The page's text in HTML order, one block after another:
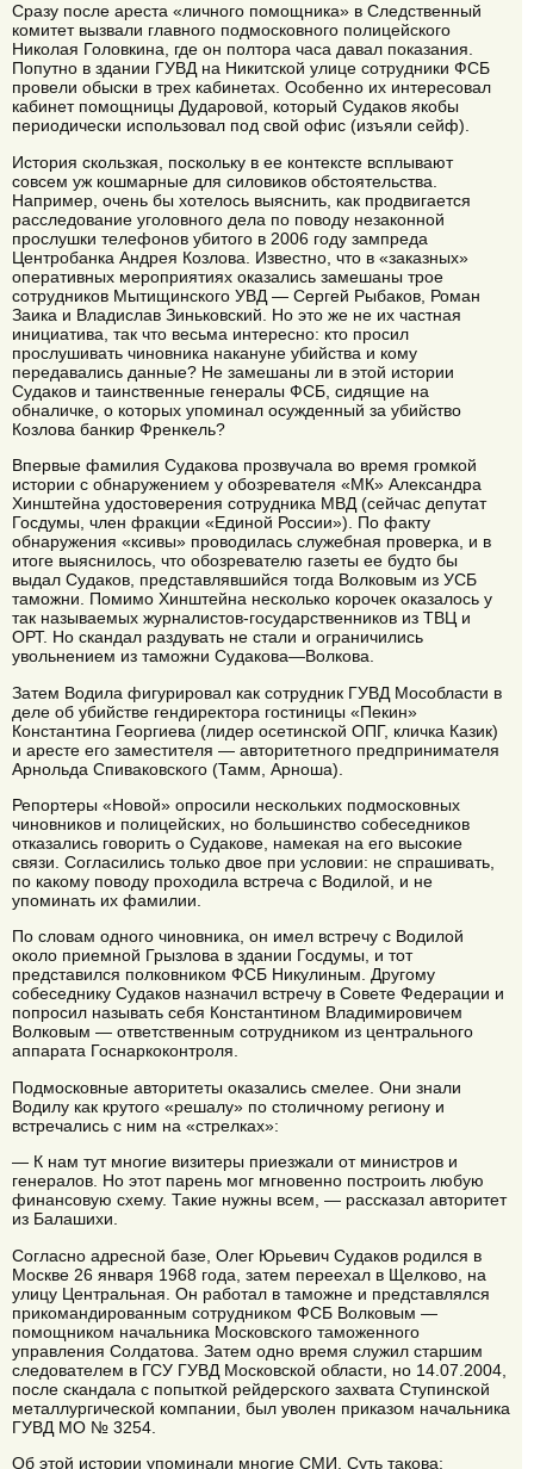
Сразу после ареста «личного помощника» в Следственный
комитет вызвали главного подмосковного полицейского
Николая Головкина, где он полтора часа давал показания.
Попутно в здании ГУВД на Никитской улице сотрудники ФСБ
провели обыски в трех кабинетах. Особенно их интересовал
кабинет помощницы Дударовой, который Судаков якобы
периодически использовал под свой офис (изъяли сейф).
История скользкая, поскольку в ее контексте всплывают
совсем уж кошмарные для силовиков обстоятельства.
Например, очень бы хотелось выяснить, как продвигается
расследование уголовного дела по поводу незаконной
прослушки телефонов убитого в 2006 году зампреда
Центробанка Андрея Козлова. Известно, что в «заказных»
оперативных мероприятиях оказались замешаны трое
сотрудников Мытищинского УВД — Сергей Рыбаков, Роман
Заика и Владислав Зиньковский. Но это же не их частная
инициатива, так что весьма интересно: кто просил
прослушивать чиновника накануне убийства и кому
передавались данные? Не замешаны ли в этой истории
Судаков и таинственные генералы ФСБ, сидящие на
обналичке, о которых упоминал осужденный за убийство
Козлова банкир Френкель?
Впервые фамилия Судакова прозвучала во время громкой
истории с обнаружением у обозревателя «МК» Александра
Хинштейна удостоверения сотрудника МВД (сейчас депутат
Госдумы, член фракции «Единой России»). По факту
обнаружения «ксивы» проводилась служебная проверка, и в
итоге выяснилось, что обозревателю газеты ее будто бы
выдал Судаков, представлявшийся тогда Волковым из УСБ
таможни. Помимо Хинштейна несколько корочек оказалось у
так называемых журналистов-государственников из ТВЦ и
ОРТ. Но скандал раздувать не стали и ограничились
увольнением из таможни Судакова—Волкова.
Затем Водила фигурировал как сотрудник ГУВД Мособласти в
деле об убийстве гендиректора гостиницы «Пекин»
Константина Георгиева (лидер осетинской ОПГ, кличка Казик)
и аресте его заместителя — авторитетного предпринимателя
Арнольда Спиваковского (Тамм, Арноша).
Репортеры «Новой» опросили нескольких подмосковных
чиновников и полицейских, но большинство собеседников
отказались говорить о Судакове, намекая на его высокие
связи. Согласились только двое при условии: не спрашивать,
по какому поводу проходила встреча с Водилой, и не
упоминать их фамилии.
По словам одного чиновника, он имел встречу с Водилой
около приемной Грызлова в здании Госдумы, и тот
представился полковником ФСБ Никулиным. Другому
собеседнику Судаков назначил встречу в Совете Федерации и
попросил называть себя Константином Владимировичем
Волковым — ответственным сотрудником из центрального
аппарата Госнаркоконтроля.
Подмосковные авторитеты оказались смелее. Они знали
Водилу как крутого «решалу» по столичному региону и
встречались с ним на «стрелках»:
— К нам тут многие визитеры приезжали от министров и
генералов. Но этот парень мог мгновенно построить любую
финансовую схему. Такие нужны всем, — рассказал авторитет
из Балашихи.
Согласно адресной базе, Олег Юрьевич Судаков родился в
Москве 26 января 1968 года, затем переехал в Щелково, на
улицу Центральная. Он работал в таможне и представлялся
прикомандированным сотрудником ФСБ Волковым —
помощником начальника Московского таможенного
управления Солдатова. Затем одно время служил старшим
следователем в ГСУ ГУВД Московской области, но 14.07.2004,
после скандала с попыткой рейдерского захвата Ступинской
металлургической компании, был уволен приказом начальника
ГУВД МО № 3254.
Об этой истории упоминали многие СМИ. Суть такова: